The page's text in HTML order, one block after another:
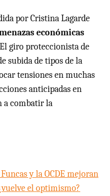
por Cristina Lagarde
económicas
giro proteccionista de
subida de tipos de la
tensiones en muchas
anticipadas en
a combatir la
Funcas y la OCDE mejoran
el optimismo?